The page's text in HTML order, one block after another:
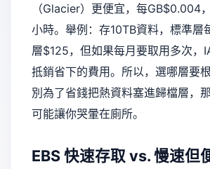
（Glacier）更便宜，每GB$0.004
小時。舉例：存10TB資料，標準層
層$125，但如果每月要取用多次，
抵銷省下的費用。所以，選哪層要
別為了省錢把熱資料塞進歸檔層，
可能讓你哭暈在廁所。
EBS 快速存取 vs. 慢速但